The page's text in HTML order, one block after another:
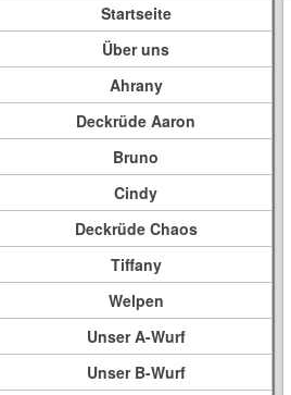
Startseite
Über uns
Ahrany
Deckrüde Aaron
Bruno
Cindy
Deckrüde Chaos
Tiffany
Welpen
Unser A-Wurf
Unser B-Wurf